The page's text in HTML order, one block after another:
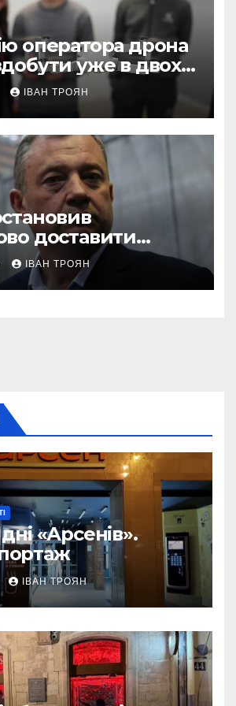
оператора дрона
уже в двох
Львівщини
ІВАН ТРОЯН
доставити
до суду
ІВАН ТРОЯН
«Арсенів».
ІВАН ТРОЯН